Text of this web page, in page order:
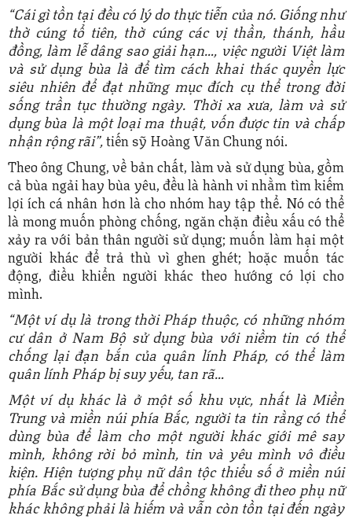
“Cái gì tồn tại đều có lý do thực tiễn của nó. Giống như
thờ cúng tổ tiên, thờ cúng các vị thần, thánh, hầu
đồng, làm lễ dâng sao giải hạn…, việc người Việt làm
và sử dụng bùa là để tìm cách khai thác quyền lực
siêu nhiên để đạt những mục đích cụ thể trong đời
sống trần tục thường ngày. Thời xa xưa, làm và sử
dụng bùa là một loại ma thuật, vốn được tin và chấp
nhận rộng rãi”,tiến sỹ Hoàng Văn Chung nói.
Theo ông Chung, về bản chất, làm và sử dụng bùa, gồm
cả bùa ngải hay bùa yêu, đều là hành vi nhằm tìm kiếm
lợi ích cá nhân hơn là cho nhóm hay tập thể. Nó có thể
là mong muốn phòng chống, ngăn chặn điều xấu có thể
xảy ra với bản thân người sử dụng; muốn làm hại một
người khác để trả thù vì ghen ghét; hoặc muốn tác
động, điều khiển người khác theo hướng có lợi cho
mình.
“Một ví dụ là trong thời Pháp thuộc, có những nhóm
cư dân ở Nam Bộ sử dụng bùa với niềm tin có thể
chống lại đạn bắn của quân lính Pháp, có thể làm
quân lính Pháp bị suy yếu, tan rã…
Một ví dụ khác là ở một số khu vực, nhất là Miền
Trung và miền núi phía Bắc, người ta tin rằng có thể
dùng bùa để làm cho một người khác giới mê say
mình, không rời bỏ mình, tin và yêu mình vô điều
kiện. Hiện tượng phụ nữ dân tộc thiểu số ở miền núi
phía Bắc sử dụng bùa để chồng không đi theo phụ nữ
khác không phải là hiếm và vẫn còn tồn tại đến ngày